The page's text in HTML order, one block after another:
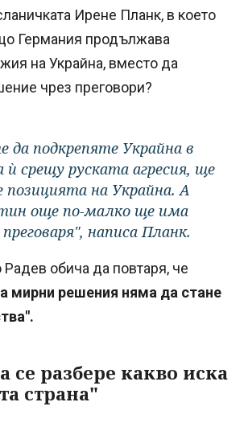
Ирене Планк, в което
Германия продължава
на Украйна, вместо да
чрез преговори?
да подкрепяте Украйна в
срещу руската агресия, ще
на Украйна. А
още по-малко ще има
написа Планк.
обича да повтаря, че
мирни решения няма да стане
се разбере какво иска
страна"